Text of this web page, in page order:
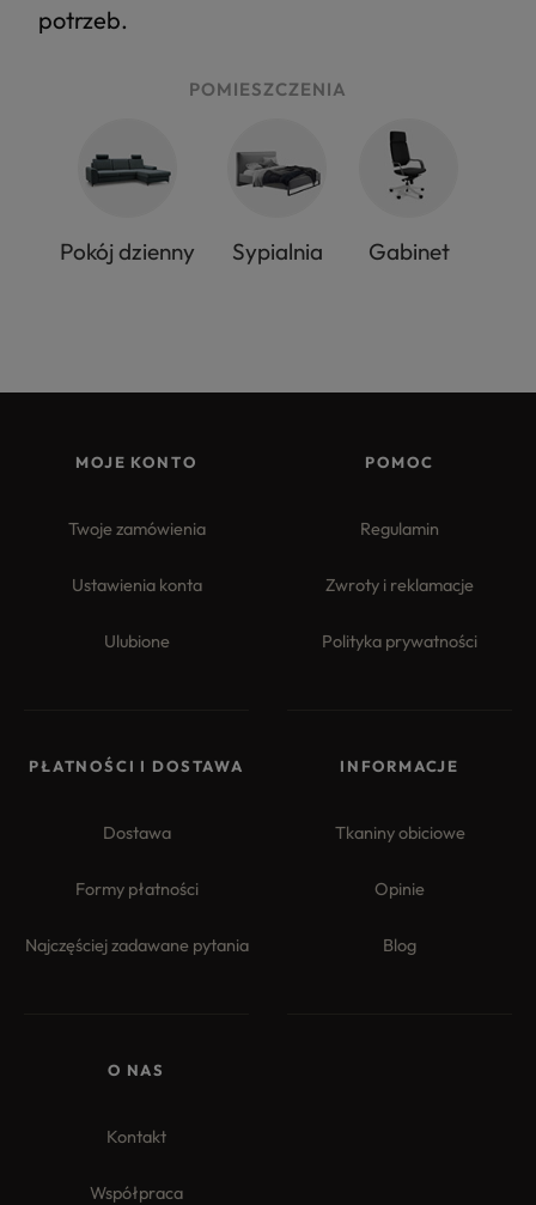
potrzeb.
POMIESZCZENIA
Pokój dzienny Sypialnia Gabinet
MOJE KONTO
Twoje zamówienia
Ustawienia konta
Ulubione
POMOC
Regulamin
Zwroty i reklamacje
Polityka prywatności
PŁATNOŚCI I DOSTAWA
Dostawa
Formy płatności
Najczęściej zadawane pytania
INFORMACJE
Tkaniny obiciowe
Opinie
Blog
O NAS
Kontakt
Współpraca